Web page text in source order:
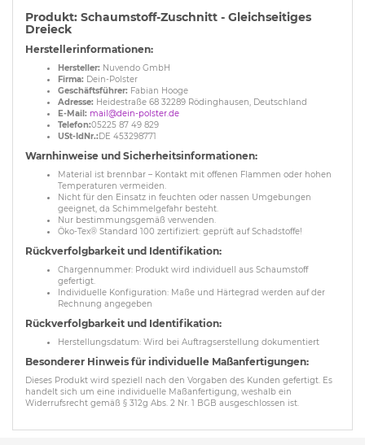
Produkt: Schaumstoff-Zuschnitt - Gleichseitiges
Dreieck
Herstellerinformationen:
Hersteller: Nuvendo GmbH
Firma: Dein-Polster
Geschäftsführer: Fabian Hooge
Adresse: Heidestraße 68 32289 Rödinghausen, Deutschland
E-Mail: mail@dein-polster.de
Telefon:05225 87 49 829
USt-IdNr.: DE 453298771
Warnhinweise und Sicherheitsinformationen:
Material ist brennbar – Kontakt mit offenen Flammen oder hohen
Temperaturen vermeiden.
Nicht für den Einsatz in feuchten oder nassen Umgebungen
geeignet, da Schimmelgefahr besteht.
Nur bestimmungsgemäß verwenden.
Öko-Tex® Standard 100 zertifiziert: geprüft auf Schadstoffe!
Rückverfolgbarkeit und Identifikation:
Chargennummer: Produkt wird individuell aus Schaumstoff
gefertigt.
Individuelle Konfiguration: Maße und Härtegrad werden auf der
Rechnung angegeben
Rückverfolgbarkeit und Identifikation:
Herstellungsdatum: Wird bei Auftragserstellung dokumentiert
Besonderer Hinweis für individuelle Maßanfertigungen:
Dieses Produkt wird speziell nach den Vorgaben des Kunden gefertigt. Es
handelt sich um eine individuelle Maßanfertigung, weshalb ein
Widerrufsrecht gemäß § 312g Abs. 2 Nr. 1 BGB ausgeschlossen ist.